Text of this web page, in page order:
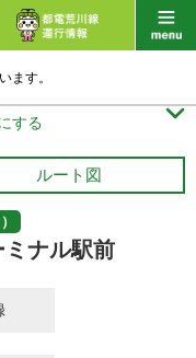
ます。
する 
ルート図
ナル駅前